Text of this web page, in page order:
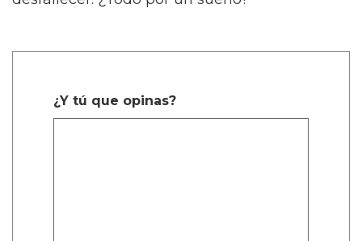
¿Y tú que opinas?